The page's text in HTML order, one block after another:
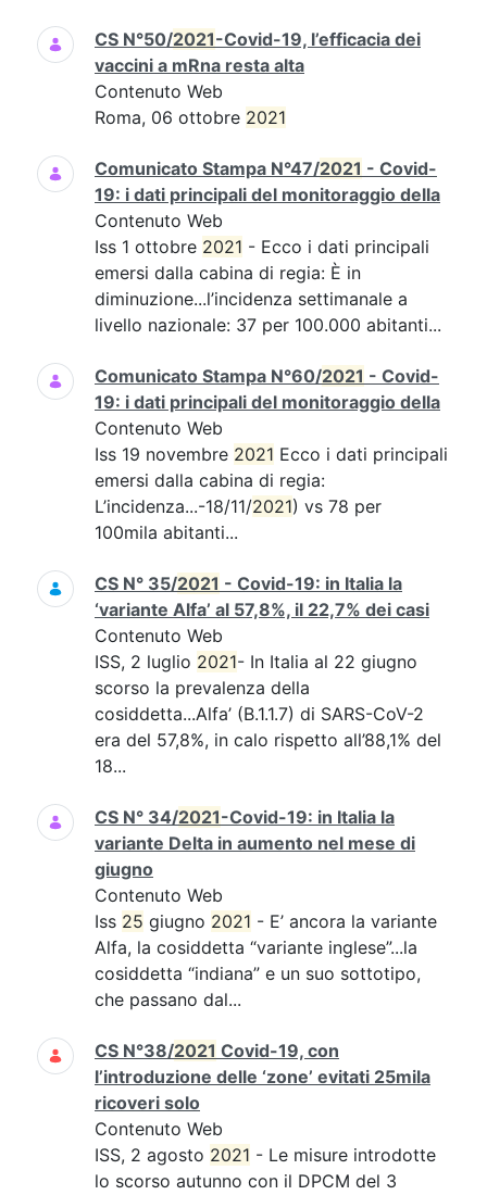
CS N°50/2021-Covid-19, l’efficacia dei
vaccini a mRna resta alta
Contenuto Web
Roma, 06 ottobre 2021
Comunicato Stampa N°47/2021 - Covid-
19: i dati principali del monitoraggio della
Contenuto Web
Iss 1 ottobre 2021 - Ecco i dati principali
emersi dalla cabina di regia: È in
diminuzione...l’incidenza settimanale a
livello nazionale: 37 per 100.000 abitanti...
Comunicato Stampa N°60/2021 - Covid-
19: i dati principali del monitoraggio della
Contenuto Web
Iss 19 novembre 2021 Ecco i dati principali
emersi dalla cabina di regia:
L’incidenza...-18/11/2021) vs 78 per
100mila abitanti...
CS N° 35/2021 - Covid-19: in Italia la
‘variante Alfa’ al 57,8%, il 22,7% dei casi
Contenuto Web
ISS, 2 luglio 2021- In Italia al 22 giugno
scorso la prevalenza della
cosiddetta...Alfa’ (B.1.1.7) di SARS-CoV-2
era del 57,8%, in calo rispetto all’88,1% del
18...
CS N° 34/2021-Covid-19: in Italia la
variante Delta in aumento nel mese di
giugno
Contenuto Web
Iss 25 giugno 2021 - E’ ancora la variante
Alfa, la cosiddetta “variante inglese”...la
cosiddetta “indiana” e un suo sottotipo,
che passano dal...
CS N°38/2021 Covid-19, con
l’introduzione delle ‘zone’ evitati 25mila
ricoveri solo
Contenuto Web
ISS, 2 agosto 2021 - Le misure introdotte
lo scorso autunno con il DPCM del 3